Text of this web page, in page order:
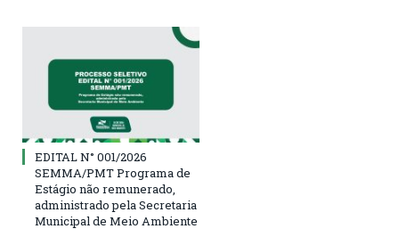
EDITAL N° 001/2026
SEMMA/PMT Programa de
Estágio não remunerado,
administrado pela Secretaria
Municipal de Meio Ambiente